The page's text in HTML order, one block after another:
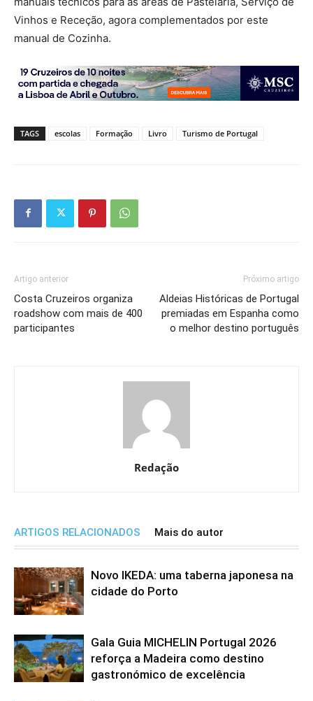
Vinhos e Receção, agora complementados por este
manual de Cozinha.
TAGS escolas Formação Livro Turismo de Portugal
Artigo anterior
Costa Cruzeiros organiza
roadshow com mais de 400
participantes
Próximo artigo
Aldeias Históricas de Portugal
premiadas em Espanha como
o melhor destino português
Redação
ARTIGOS RELACIONADOS Mais do autor
Novo IKEDA: uma taberna japonesa na
cidade do Porto
Gala Guia MICHELIN Portugal 2026
reforça a Madeira como destino
gastronómico de excelência